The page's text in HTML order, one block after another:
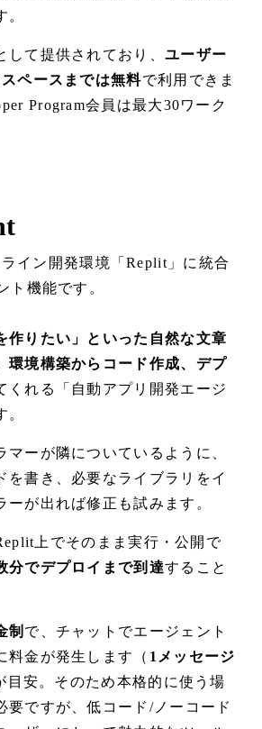
て提供されており、 ユーザー
ペースまでは無料で利用できま
Program会員は最大30ワーク
イン開発環境「Replit」に統合
ト機能です。
作りたい」といった自然な文章
環境構築からコード作成、デプ
くれる「自動アプリ開発エージ
マーが隣についているように、
を書き、必要なライブラリをイ
ーが出れば修正も試みます。
上でそのまま実行・公開で
分でデプロイまで到達すること
制 で、チャットでエージェント
料金が発生します（ 1メッセージ
目安。そのため本格的に使う場
要ですが、低コード/ノーコード